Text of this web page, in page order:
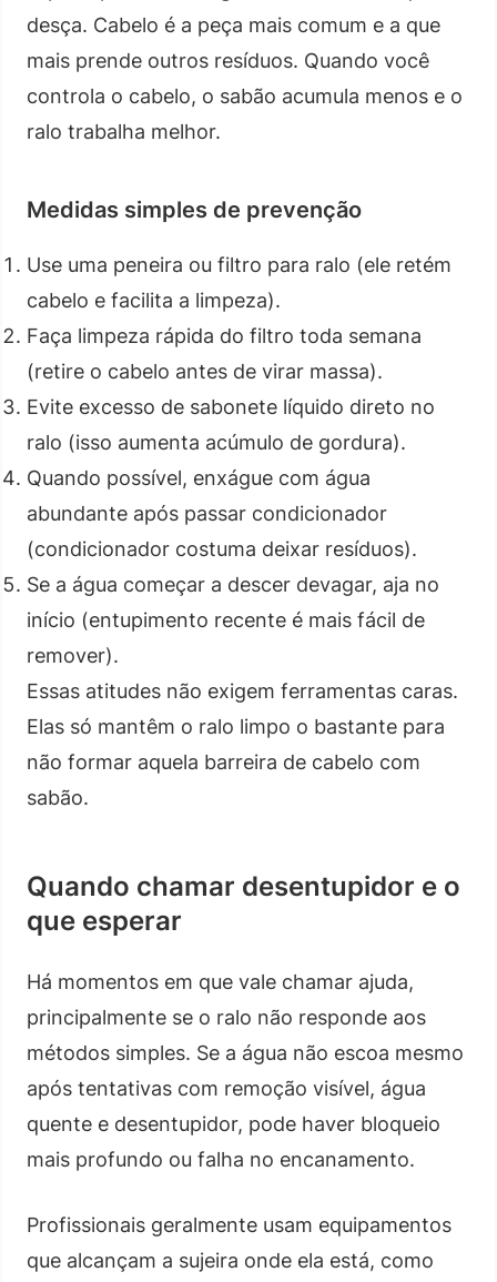
desça. Cabelo é a peça mais comum e a que
mais prende outros resíduos. Quando você
controla o cabelo, o sabão acumula menos e o
ralo trabalha melhor.
Medidas simples de prevenção
Use uma peneira ou filtro para ralo (ele retém
cabelo e facilita a limpeza).
Faça limpeza rápida do filtro toda semana
(retire o cabelo antes de virar massa).
Evite excesso de sabonete líquido direto no
ralo (isso aumenta acúmulo de gordura).
Quando possível, enxágue com água
abundante após passar condicionador
(condicionador costuma deixar resíduos).
Se a água começar a descer devagar, aja no
início (entupimento recente é mais fácil de
remover).
Essas atitudes não exigem ferramentas caras.
Elas só mantêm o ralo limpo o bastante para
não formar aquela barreira de cabelo com
sabão.
Quando chamar desentupidor e o
que esperar
Há momentos em que vale chamar ajuda,
principalmente se o ralo não responde aos
métodos simples. Se a água não escoa mesmo
após tentativas com remoção visível, água
quente e desentupidor, pode haver bloqueio
mais profundo ou falha no encanamento.
Profissionais geralmente usam equipamentos
que alcançam a sujeira onde ela está, como